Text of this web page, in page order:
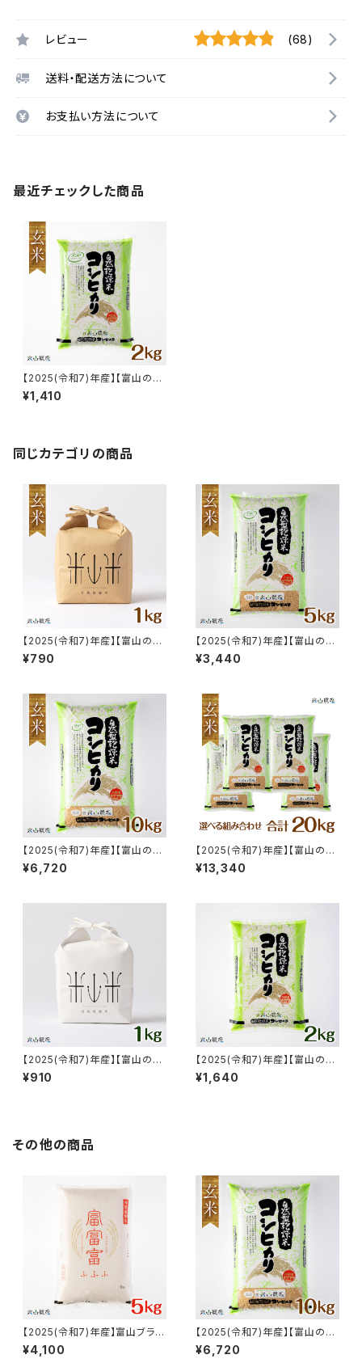
レビュー (68)
送料・配送方法について
お支払い方法について
最近チェックした商品
【2025(令和7)年産】【富山の
米】【玄米2kg】特別栽培米 自然
型乾燥コシヒカリ「米山米」【富
¥1,410
同じカテゴリの商品
【2025(令和7)年産】【富山の
米】贈答用におすすめ【玄米１k
g・専用パッケージ】特別栽培米
¥790
【2025(令和7)年産】【富山の
米】【玄米5kg】特別栽培米 自然
型乾燥コシヒカリ「米山米」【富
¥3,440
【2025(令和7)年産】【富山の
米】【玄米10kg】特別栽培米 自
然型乾燥コシヒカリ「米山米」
¥6,720
【2025(令和7)年産】【富山の
米】【玄米20kg】特別栽培米 自
然型乾燥コシヒカリ「米山米」
¥13,340
【2025(令和7)年産】【富山の
米】贈答用におすすめ【白米１k
g・専用パッケージ】特別栽培米
¥910
【2025(令和7)年産】【富山の
米】【白米2kg】特別栽培米 自然
型乾燥コシヒカリ「米山米」【富
¥1,640
その他の商品
【2025(令和7)年産】富山ブラン
ド米「富富富(ふふふ)」特別栽培
米【白米5kg】
¥4,100
【2025(令和7)年産】【富山の
米】【玄米10kg】特別栽培米 自
然型乾燥コシヒカリ「米山米」
¥6,720